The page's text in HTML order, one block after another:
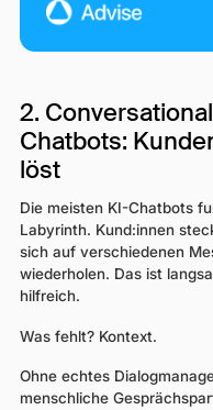
2.
Chatbots:
löst
Die meisten KI-Chatbots
Labyrinth. Kund:innen
sich auf verschiedenen
wiederholen. Das ist
hilfreich.
Was fehlt? Kontext.
Ohne echtes
menschliche